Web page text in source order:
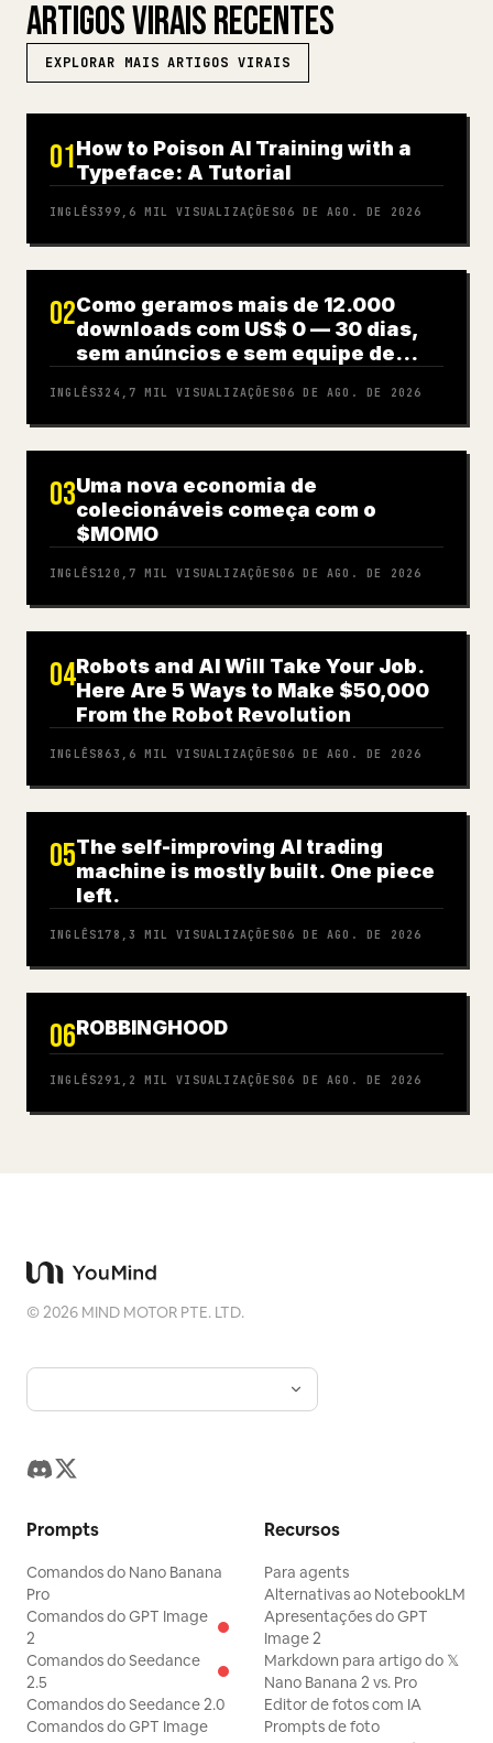
ARTIGOS VIRAIS RECENTES
EXPLORAR MAIS ARTIGOS VIRAIS
01How to Poison AI Training with a
Typeface: A Tutorial
INGLÊS399,6 MIL VISUALIZAÇÕES06 DE AGO. DE 2026
02Como geramos mais de 12.000
downloads com US$ 0 — 30 dias,
sem anúncios e sem equipe de
INGLÊS324,7 MIL VISUALIZAÇÕES06 DE AGO. DE 2026
03Uma nova economia de
colecionáveis começa com o
$MOMO
INGLÊS120,7 MIL VISUALIZAÇÕES06 DE AGO. DE 2026
04Robots and AI Will Take Your Job.
Here Are 5 Ways to Make $50,000
From the Robot Revolution
INGLÊS863,6 MIL VISUALIZAÇÕES06 DE AGO. DE 2026
05The self-improving AI trading
machine is mostly built. One piece
left.
INGLÊS178,3 MIL VISUALIZAÇÕES06 DE AGO. DE 2026
06ROBBINGHOOD
INGLÊS291,2 MIL VISUALIZAÇÕES06 DE AGO. DE 2026
©2026 MIND MOTOR PTE. LTD.
Prompts
Comandos do Nano Banana
Pro
Comandos do GPT Image
2
Comandos do Seedance
2.5
Comandos do Seedance 2.0
Comandos do GPT Image
Recursos
Para agents
Alternativas ao NotebookLM
Apresentações do GPT
Image 2
Markdown para artigo do 𝕏
Nano Banana 2 vs. Pro
Editor de fotos com IA
Prompts de foto